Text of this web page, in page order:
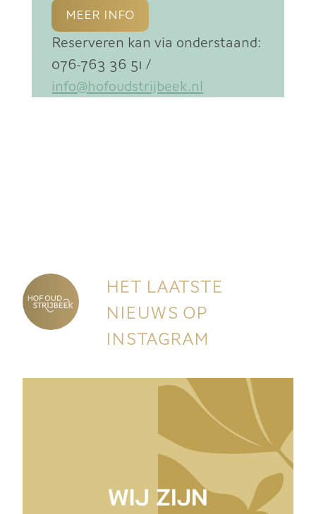
MEER INFO
Reserveren kan via onderstaand:
076-763 36 51 /
info@hofoudstrijbeek.nl
HET LAATSTE
NIEUWS OP
INSTAGRAM